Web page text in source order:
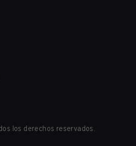
los derechos reservados.